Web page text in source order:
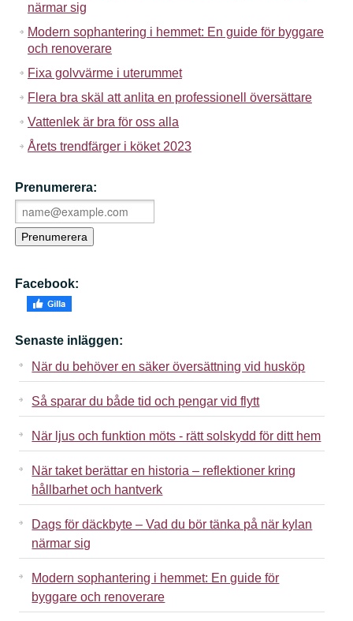
närmar sig
Modern sophantering i hemmet: En guide för byggare
och renoverare
Fixa golvvärme i uterummet
Flera bra skäl att anlita en professionell översättare
Vattenlek är bra för oss alla
Årets trendfärger i köket 2023
Prenumerera:
Facebook:
Senaste inläggen:
När du behöver en säker översättning vid husköp
Så sparar du både tid och pengar vid flytt
När ljus och funktion möts - rätt solskydd för ditt hem
När taket berättar en historia – reflektioner kring
hållbarhet och hantverk
Dags för däckbyte – Vad du bör tänka på när kylan
närmar sig
Modern sophantering i hemmet: En guide för
byggare och renoverare